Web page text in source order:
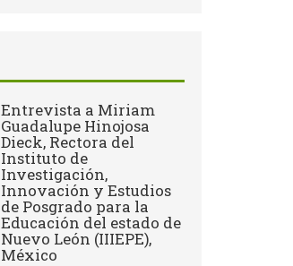
Entrevista a Miriam
Guadalupe Hinojosa
Dieck, Rectora del
Instituto de
Investigación,
Innovación y Estudios
de Posgrado para la
Educación del estado de
Nuevo León (IIIEPE),
México